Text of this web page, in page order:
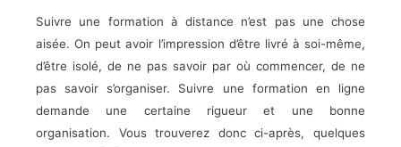
Suivre une formation à distance n’est pas une chose
aisée. On peut avoir l’impression d’être livré à soi-même,
d’être isolé, de ne pas savoir par où commencer, de ne
pas savoir s’organiser. Suivre une formation en ligne
demande une certaine rigueur et une bonne
organisation. Vous trouverez donc ci-après, quelques